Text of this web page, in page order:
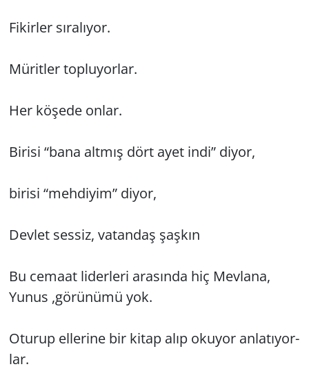
Fi­kir­ler sı­ra­lı­yor.
Mü­rit­ler top­lu­yor­lar.
Her kö­şe­de onlar.
Bi­ri­si “bana alt­mış dört ayet indi” diyor,
bi­ri­si “meh­di­yim” diyor,
Dev­let ses­siz, va­tan­daş şaş­kın
Bu ce­ma­at li­der­le­ri ara­sın­da hiç Mev­la­na,
Yunus ,gö­rü­nü­mü yok.
Otu­rup el­le­ri­ne bir kitap alıp oku­yor an­la­tı­yor­
lar.